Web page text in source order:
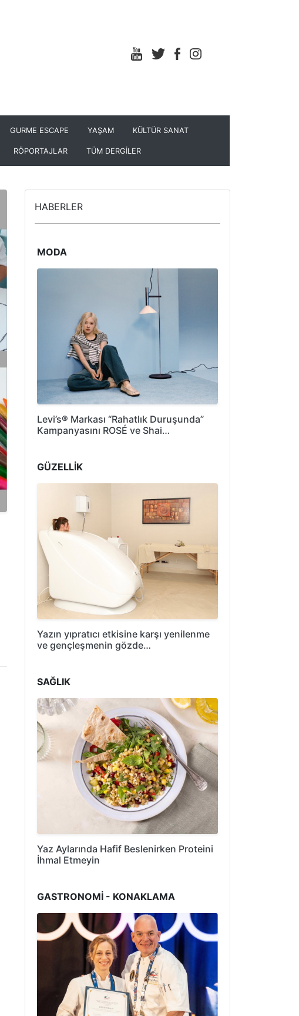
GURME ESCAPE YAŞAM KÜLTÜR SANAT
RÖPORTAJLAR TÜM DERGİLER
HABERLER
MODA
Levi’s® Markası “Rahatlık Duruşunda”
Kampanyasını ROSÉ ve Shai…
GÜZELLİK
Yazın yıpratıcı etkisine karşı yenilenme
ve gençleşmenin gözde…
SAĞLIK
Yaz Aylarında Hafif Beslenirken Proteini
İhmal Etmeyin
GASTRONOMİ - KONAKLAMA